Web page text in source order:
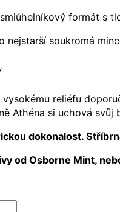
formát s
nejstarší soukromá
vysokému reliéfu
Athéna si uchová
dokonalost.
od Osborne Mint,